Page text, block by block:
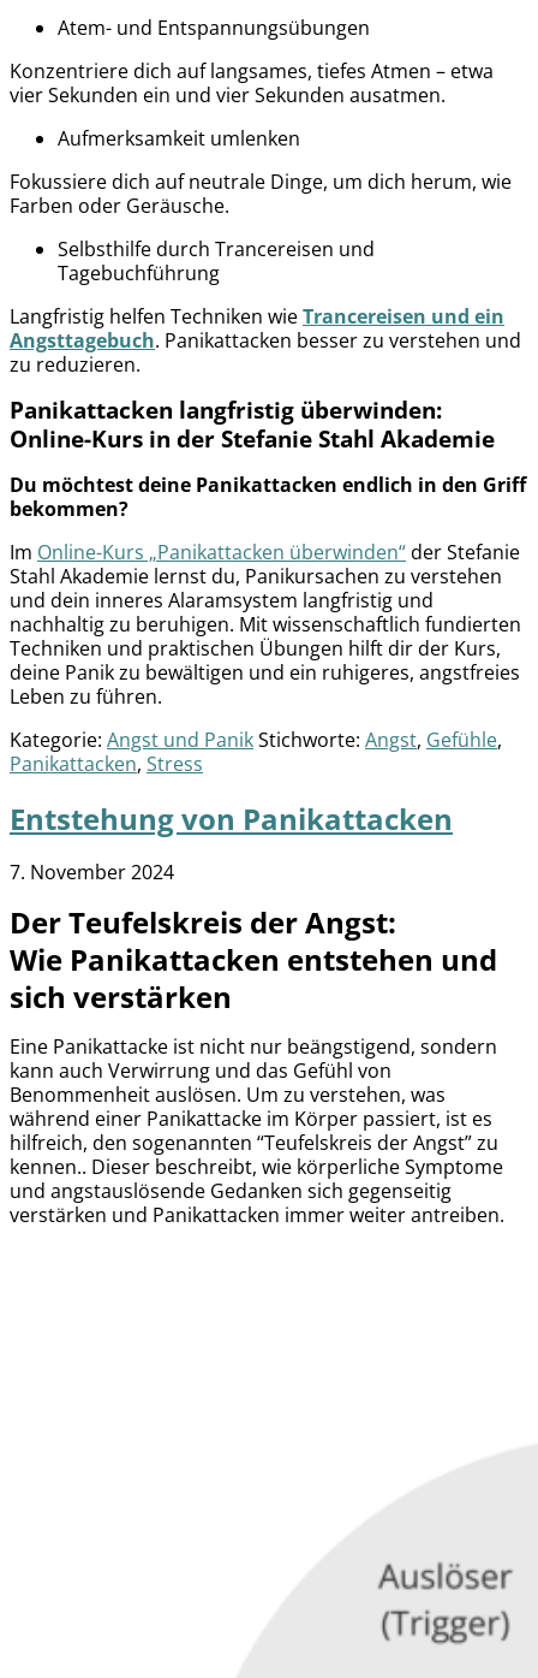
Atem- und Entspannungsübungen
Konzentriere dich auf langsames, tiefes Atmen – etwa
vier Sekunden ein und vier Sekunden ausatmen.
Aufmerksamkeit umlenken
Fokussiere dich auf neutrale Dinge, um dich herum, wie
Farben oder Geräusche.
Selbsthilfe durch Trancereisen und
Tagebuchführung
Langfristig helfen Techniken wieTrancereisen und ein
Angsttagebuch. Panikattacken besser zu verstehen und
zu reduzieren.
Panikattacken langfristig überwinden:
Online-Kurs in der Stefanie Stahl Akademie
Du möchtest deine Panikattacken endlich in den Griff
bekommen?
Im Online-Kurs „Panikattacken überwinden“der Stefanie
Stahl Akademie lernst du, Panikursachen zu verstehen
und dein inneres Alaramsystem langfristig und
nachhaltig zu beruhigen. Mit wissenschaftlich fundierten
Techniken und praktischen Übungen hilft dir der Kurs,
deine Panik zu bewältigen und ein ruhigeres, angstfreies
Leben zu führen.
Kategorie: Angst und PanikStichworte: Angst, Gefühle,
Panikattacken, Stress
Entstehung von Panikattacken
7. November 2024
Der Teufelskreis der Angst:
Wie Panikattacken entstehen und
sich verstärken
Eine Panikattacke ist nicht nur beängstigend, sondern
kann auch Verwirrung und das Gefühl von
Benommenheit auslösen. Um zu verstehen, was
während einer Panikattacke im Körper passiert, ist es
hilfreich, den sogenannten “Teufelskreis der Angst” zu
kennen.. Dieser beschreibt, wie körperliche Symptome
und angstauslösende Gedanken sich gegenseitig
verstärken und Panikattacken immer weiter antreiben.